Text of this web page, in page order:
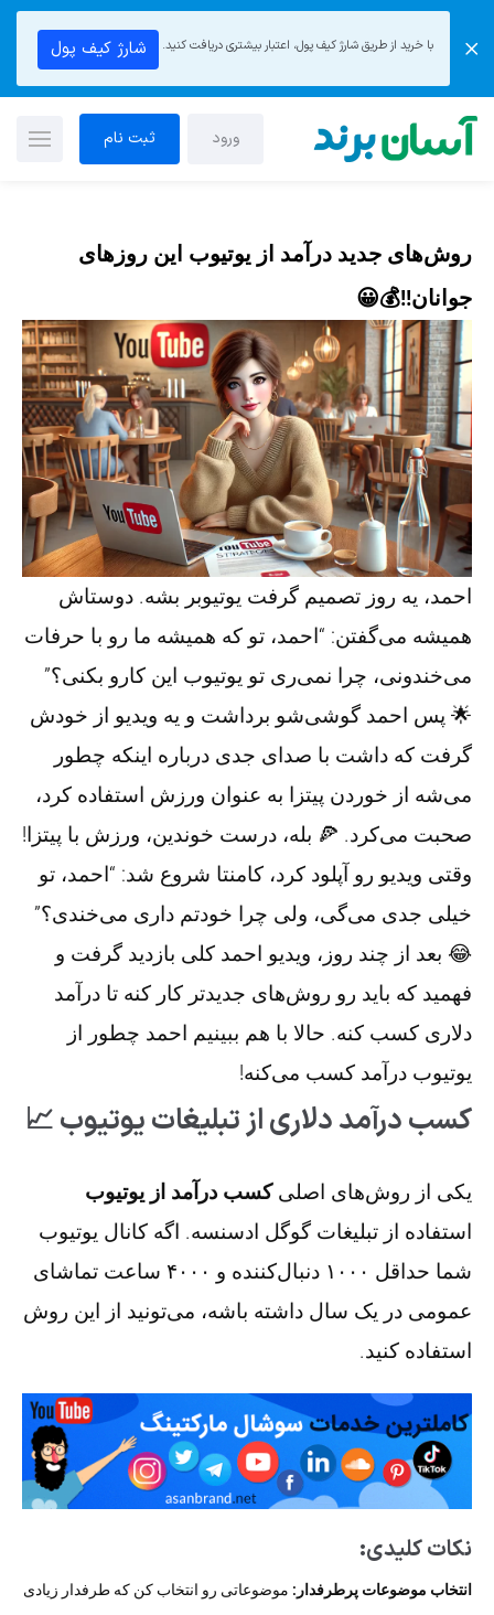
با خرید از طریق شارژ کیف پول، اعتبار بیشتری دریافت کنید. شارژ کیف پول
ورود ثبت نام
روش‌های جدید درآمد از یوتیوب این روزهای
جوانان!!💰😀
احمد، یه روز تصمیم گرفت یوتیوبر بشه. دوستاش
همیشه می‌گفتن: “احمد، تو که همیشه ما رو با حرفات
می‌خندونی، چرا نمی‌ری تو یوتیوب این کارو بکنی؟”
🌟 پس احمد گوشی‌شو برداشت و یه ویدیو از خودش
گرفت که داشت با صدای جدی درباره اینکه چطور
می‌شه از خوردن پیتزا به عنوان ورزش استفاده کرد،
صحبت می‌کرد. 🍕 بله، درست خوندین، ورزش با پیتزا!
وقتی ویدیو رو آپلود کرد، کامنتا شروع شد: “احمد، تو
خیلی جدی می‌گی، ولی چرا خودتم داری می‌خندی؟”
😂 بعد از چند روز، ویدیو احمد کلی بازدید گرفت و
فهمید که باید رو روش‌های جدیدتر کار کنه تا درآمد
دلاری کسب کنه. حالا با هم ببینیم احمد چطور از
یوتیوب درآمد کسب می‌کنه!
کسب درآمد دلاری از تبلیغات یوتیوب 📈
یکی از روش‌های اصلیکسب درآمد از یوتیوب
استفاده از تبلیغات گوگل ادسنسه. اگه کانال یوتیوب
شما حداقل ۱۰۰۰ دنبال‌کننده و ۴۰۰۰ ساعت تماشای
عمومی در یک سال داشته باشه، می‌تونید از این روش
استفاده کنید.
نکات کلیدی:
انتخاب موضوعات پرطرفدار: موضوعاتی رو انتخاب کن که طرفدار زیادی